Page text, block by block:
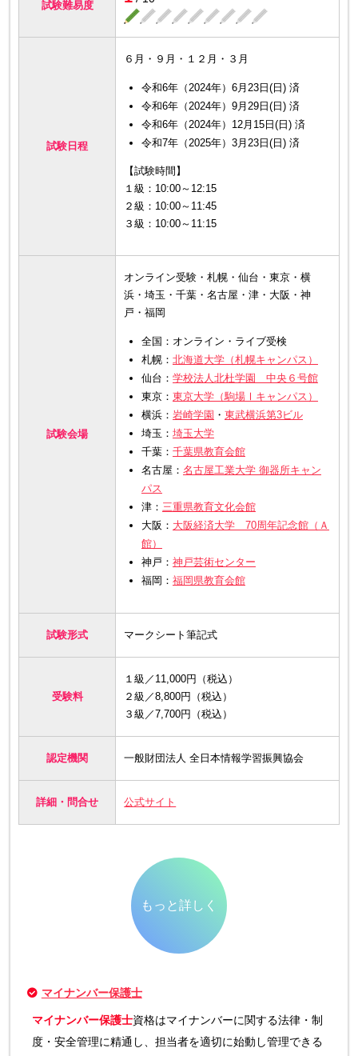
試験難易度
試験日程
６月・９月・１２月・３月
令和6年（2024年）6月23日(日) 済
令和6年（2024年）9月29日(日) 済
令和6年（2024年）12月15日(日) 済
令和7年（2025年）3月23日(日) 済
【試験時間】
１級：10:00～12:15
２級：10:00～11:45
３級：10:00～11:15
試験会場
オンライン受験・札幌・仙台・東京・横
浜・埼玉・千葉・名古屋・津・大阪・神
戸・福岡
全国：オンライン・ライブ受検
札幌： 北海道大学（札幌キャンパス）
仙台： 学校法人北杜学園 中央６号館
東京： 東京大学（駒場Ⅰキャンパス）
横浜： 岩崎学園 ・ 東武横浜第3ビル
埼玉： 埼玉大学
千葉： 千葉県教育会館
名古屋： 名古屋工業大学 御器所キャン
パス
津： 三重県教育文化会館
大阪： 大阪経済大学 70周年記念館（Ａ
館）
神戸： 神戸芸術センター
福岡： 福岡県教育会館
試験形式 マークシート筆記式
受験料
１級／11,000円（税込）
２級／8,800円（税込）
３級／7,700円（税込）
認定機関 一般財団法人 全日本情報学習振興協会
詳細・問合せ 公式サイト
もっと詳しく
マイナンバー保護士
マイナンバー保護士資格はマイナンバーに関する法律・制
度・安全管理に精通し、担当者を適切に始動し管理できる